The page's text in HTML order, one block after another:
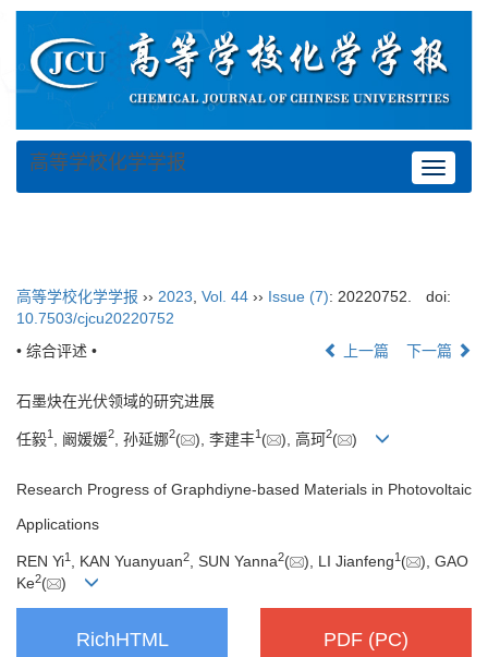
Toggle
高等学校化学学报
高等学校化学学报 ›› 2023, Vol. 44 ›› Issue (7): 20220752.
doi:
10.7503/cjcu20220752
• 综合评述 •
上一篇 下一篇
石墨炔在光伏领域的研究进展
任毅1 , 阚媛媛2 , 孙延娜2( ), 李建丰1( ), 高珂2( )
Research Progress of Graphdiyne-based Materials in Photovoltaic
Applications
REN Yi1 , KAN Yuanyuan2 , SUN Yanna2( ), LI Jianfeng1 (
), GAO
Ke2( )
RichHTML PDF (PC)